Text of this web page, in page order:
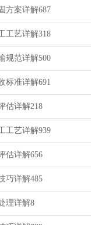
方案详解687
工艺详解318
规范详解500
标准详解691
估详解218
工艺详解939
估详解656
巧详解485
理详解8